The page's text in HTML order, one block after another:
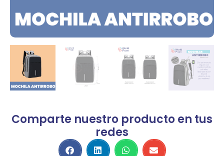
Comparte nuestro producto en tus
redes